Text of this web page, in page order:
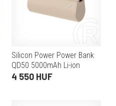
Silicon Power Power Bank
QD50 5000mAh Li-ion
(vanília)
4 550 HUF